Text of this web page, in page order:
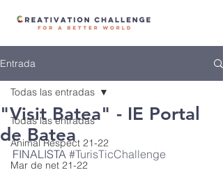
Entrada
Todas las entradas
Animal Respect 21-22
Mar de net 21-22
Todas las entradas
"Visit Batea" - IE Portal
de Batea
FINALISTA #TurisTicChallenge